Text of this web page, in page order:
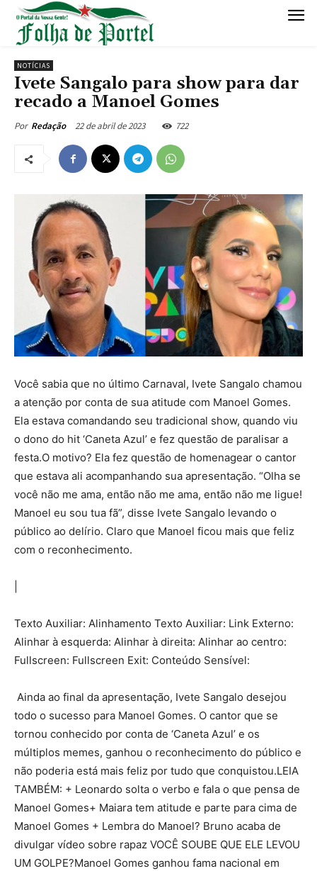
NOTÍCIAS
Ivete Sangalo para show para dar
recado a Manoel Gomes
Por Redação 22 de abril de 2023 722
Você sabia que no último Carnaval, Ivete Sangalo chamou
a atenção por conta de sua atitude com Manoel Gomes.
Ela estava comandando seu tradicional show, quando viu
o dono do hit ‘Caneta Azul’ e fez questão de paralisar a
festa.O motivo? Ela fez questão de homenagear o cantor
que estava ali acompanhando sua apresentação. “Olha se
você não me ama, então não me ama, então não me ligue!
Manoel eu sou tua fã”, disse Ivete Sangalo levando o
público ao delírio. Claro que Manoel ficou mais que feliz
com o reconhecimento.
Texto Auxiliar: Alinhamento Texto Auxiliar: Link Externo:
Alinhar à esquerda: Alinhar à direita: Alinhar ao centro:
Fullscreen: Fullscreen Exit: Conteúdo Sensível:
Ainda ao final da apresentação, Ivete Sangalo desejou
todo o sucesso para Manoel Gomes. O cantor que se
tornou conhecido por conta de ‘Caneta Azul’ e os
múltiplos memes, ganhou o reconhecimento do público e
não poderia está mais feliz por tudo que conquistou.LEIA
TAMBÉM: + Leonardo solta o verbo e fala o que pensa de
Manoel Gomes+ Maiara tem atitude e parte para cima de
Manoel Gomes + Lembra do Manoel? Bruno acaba de
divulgar vídeo sobre rapaz VOCÊ SOUBE QUE ELE LEVOU
UM GOLPE?Manoel Gomes ganhou fama nacional em